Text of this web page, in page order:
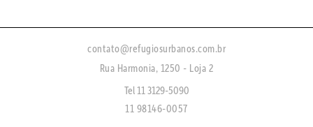
contato@refugiosurbanos.com.br
Rua Harmonia, 1250 - Loja 2
Tel 11 3129-5090
11 98146-0057